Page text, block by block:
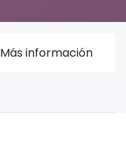
Más información